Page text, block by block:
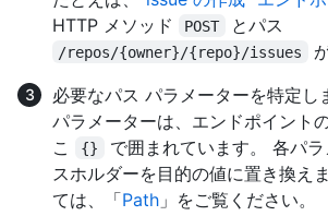
HTTP メソッド
POST とパス
/repos/{owner}/{repo}/issues
必要なパス パラメーターを特定し
パラメーターは、エンドポイント
こ
{}
で囲まれています。 各パ
スホルダーを目的の値に置き換え
ては、「Path 」をご覧ください。